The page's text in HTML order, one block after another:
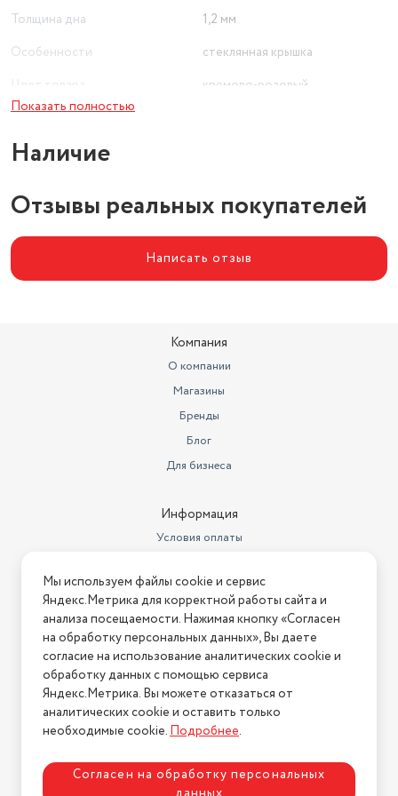
Толщина дна
1,2 мм
Особенности
стеклянная крышка
кремово-розовый
Показать полностью
Наличие
Отзывы реальных покупателей
Написать отзыв
Компания
О компании
Магазины
Бренды
Блог
Для бизнеса
Информация
Условия оплаты
Условия возврата
Нашли ошибку на сайте? Напишите нам
2026 © Интернет-магазин "АстМаркет". У нас есть всё!
Политика конфиденциальности
Мы используем файлы cookie и сервис
Яндекс.Метрика для корректной работы сайта и
анализа посещаемости. Нажимая кнопку «Согласен
на обработку персональных данных», Вы даете
согласие на использование аналитических cookie и
обработку данных с помощью сервиса
Яндекс.Метрика. Вы можете отказаться от
аналитических cookie и оставить только
необходимые cookie.Подробнее.
Согласен на обработку персональных